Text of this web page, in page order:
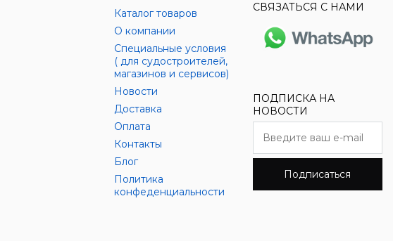
Каталог товаров
О компании
Специальные условия
( для судостроителей,
магазинов и сервисов)
Новости
Доставка
Оплата
Контакты
Блог
Политика
конфеденциальности
СВЯЗАТЬСЯ С НАМИ
ПОДПИСКА НА
НОВОСТИ
Подписаться